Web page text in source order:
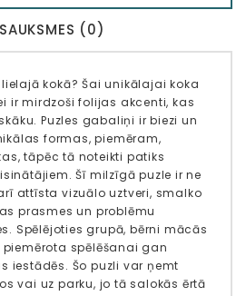
(0)
kokā? Šai unikālajai koka
ir mirdzoši folijas akcenti, kas
Puzles gabaliņi ir biezi un
formas, piemēram,
tāpēc tā noteikti patiks
Šī milzīgā puzle ir ne
attīsta vizuālo uztveri, smalko
prasmes un problēmu
Spēlējoties grupā, bērni mācās
spēlēšanai gan
iestādēs. Šo puzli var ņemt
vai uz parku, jo tā salokās ērtā